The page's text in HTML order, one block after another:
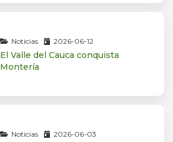
Noticias 2026-06-12
El Valle del Cauca conquista
Montería
Noticias 2026-06-03